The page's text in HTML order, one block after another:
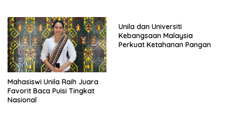
Mahasiswi Unila Raih Juara
Favorit Baca Puisi Tingkat
Nasional
Unila dan Universiti
Kebangsaan Malaysia
Perkuat Ketahanan Pangan